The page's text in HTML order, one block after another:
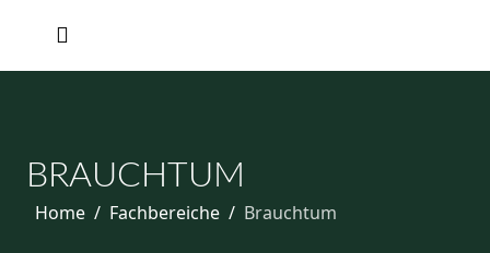
BRAUCHTUM
Home Fachbereiche Brauchtum